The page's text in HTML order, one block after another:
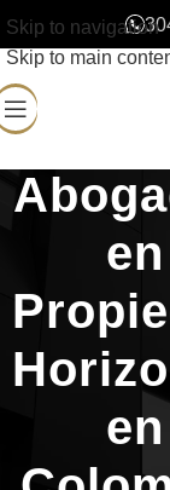
Skip to navigation
Skip to main
en
en